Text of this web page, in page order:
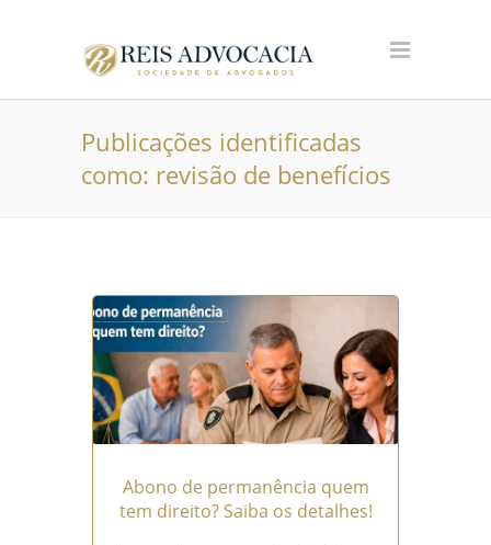
Publicações identificadas
como: revisão de benefícios
Abono de permanência quem
tem direito? Saiba os detalhes!